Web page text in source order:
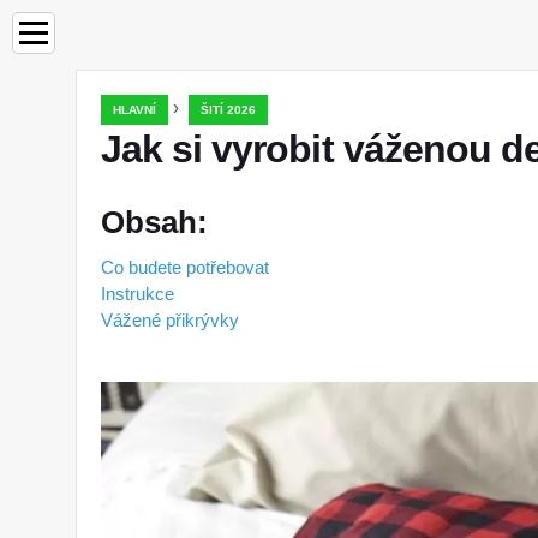
HLAVNÍ › ŠITÍ 2026
Jak si vyrobit váženou
Obsah:
Co budete potřebovat
Instrukce
Vážené přikrývky